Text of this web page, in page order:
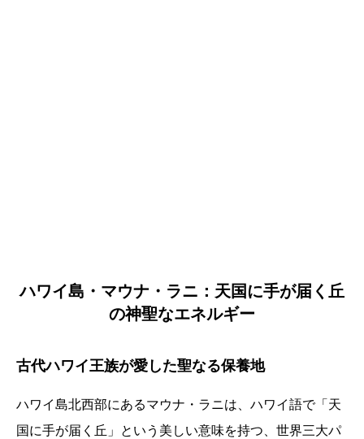
ハワイ島・マウナ・ラニ：天国に手が届く丘
の神聖なエネルギー
古代ハワイ王族が愛した聖なる保養地
ハワイ島北西部にあるマウナ・ラニは、ハワイ語で「天
国に手が届く丘」という美しい意味を持つ、世界三大パ